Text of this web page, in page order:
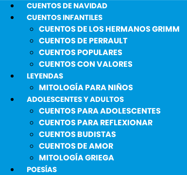
CUENTOS DE NAVIDAD
CUENTOS INFANTILES
CUENTOS DE LOS HERMANOS GRIMM
CUENTOS DE PERRAULT
CUENTOS POPULARES
CUENTOS CON VALORES
LEYENDAS
MITOLOGÍA PARA NIÑOS
ADOLESCENTES Y ADULTOS
CUENTOS PARA ADOLESCENTES
CUENTOS PARA REFLEXIONAR
CUENTOS BUDISTAS
CUENTOS DE AMOR
MITOLOGÍA GRIEGA
POESÍAS